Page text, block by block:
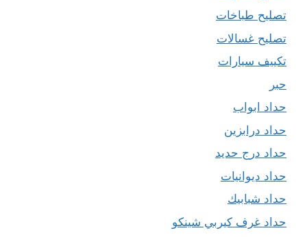
تصليح طباخات
تصليح غسالات
تكييف سيارات
حبر
حداد ابواب
حداد درابزين
حداد درج حديد
حداد ديوانيات
حداد شبابيك
حداد غرف كيربي شينكو